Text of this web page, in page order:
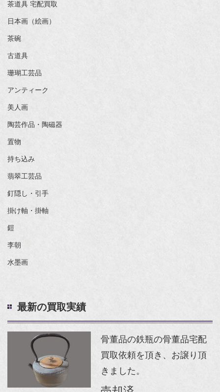
茶道具 宅配買取
日本画（絵画）
茶碗
古道具
珊瑚工芸品
アンティーク
美人画
陶芸作品・陶磁器
置物
持ち込み
翡翠工芸品
釘隠し・引手
掛け軸・掛軸
鎧
李朝
水墨画
最新の買取実績
骨董品の鉄瓶の骨董品宅配
買取依頼を頂き、お譲り頂
きました。